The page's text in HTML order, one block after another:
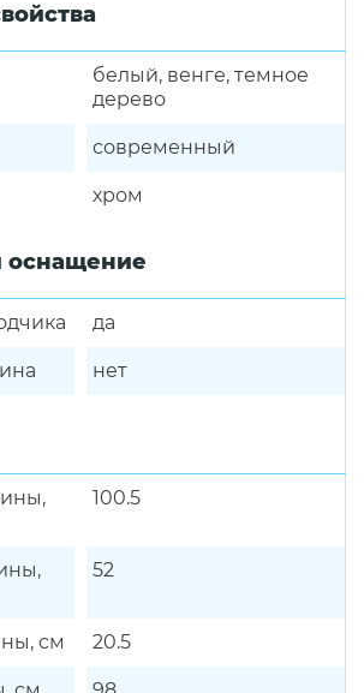
белый, венге, темное
дерево
современный
хром
да
нет
100.5
52
см 20.5